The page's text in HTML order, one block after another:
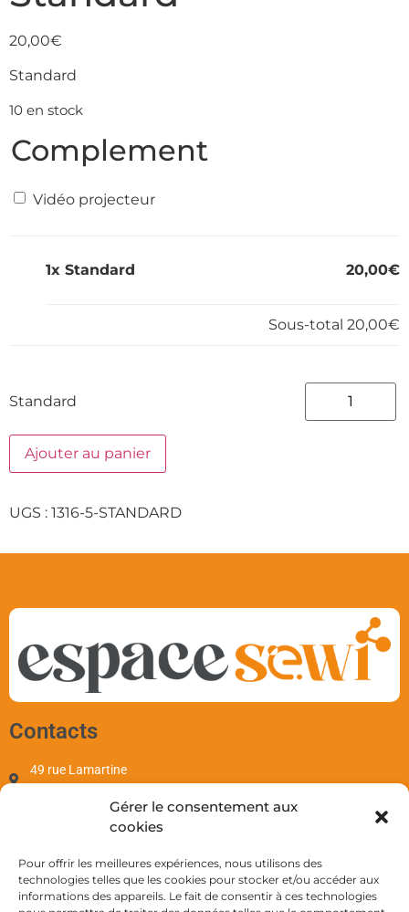
Gérer le consentement aux
cookies
Pour offrir les meilleures expériences, nous utilisons des
technologies telles que les cookies pour stocker et/ou accéder aux
informations des appareils. Le fait de consentir à ces technologies
20,00€
Standard
10 en stock
Complement
Vidéo projecteur
1x Standard 20,00€
Sous-total 20,00€
Standard
Ajouter au panier
UGS : 1316-5-STANDARD
Contacts
49 rue Lamartine
contact@sewi.fr
+590 690 701 655
Mentions
Mentions Légales